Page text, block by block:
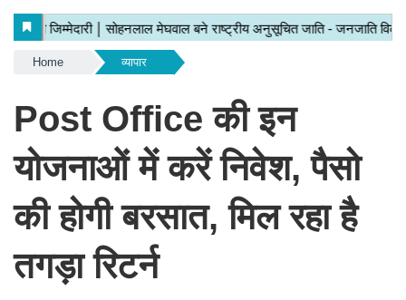
Home व्यापार
Post Office की इन
योजनाओं में करें निवेश, पैसो
की होगी बरसात, मिल रहा है
तगड़ा रिटर्न